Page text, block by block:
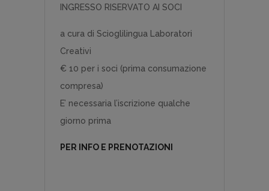
INGRESSO RISERVATO AI SOCI
a cura di Scioglilingua Laboratori
Creativi
€ 10 per i soci (prima consumazione
compresa)
E’ necessaria l’iscrizione qualche
giorno prima
PER INFO E PRENOTAZIONI